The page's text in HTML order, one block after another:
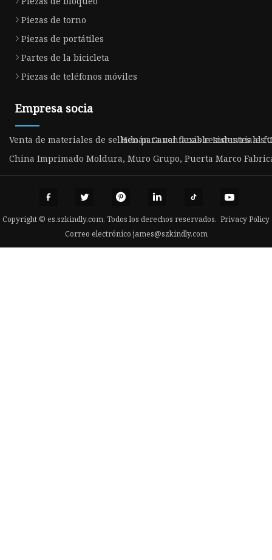
Piezas de torno
Piezas de portátiles
Partes de la bicicleta
Piezas de teléfonos móviles
Empresa socia
Venta de materiales de sellado para ventanas resistentes al
Henán Canal flexible Industriales
China Imprimado Moldura, Muro Grupo, Puerta Marco
Copyright © es.szkindly.com, Todos los derechos reservados. Privacy Policy
Correo electrónicojames@szkindly.com